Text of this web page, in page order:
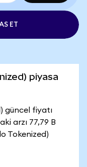
ET
piyasa
güncel fiyatı
arzı 77,79 B
Tokenized)